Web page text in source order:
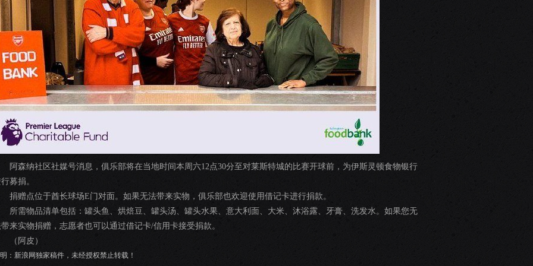
森纳社区社媒号消息，俱乐部将在当地时间本周六12点30分至对莱斯特城的比赛开球前，为伊斯灵顿食物银行
募捐。
赠点位于酋长球场E门对面。如果无法带来实物，俱乐部也欢迎使用借记卡进行捐款。
需物品清单包括：罐头鱼、烘焙豆、罐头汤、罐头水果、意大利面、大米、沐浴露、牙膏、洗发水。如果您无
来实物捐赠，志愿者也可以通过借记卡/信用卡接受捐款。
阿皮）
：新浪网独家稿件，未经授权禁止转载！